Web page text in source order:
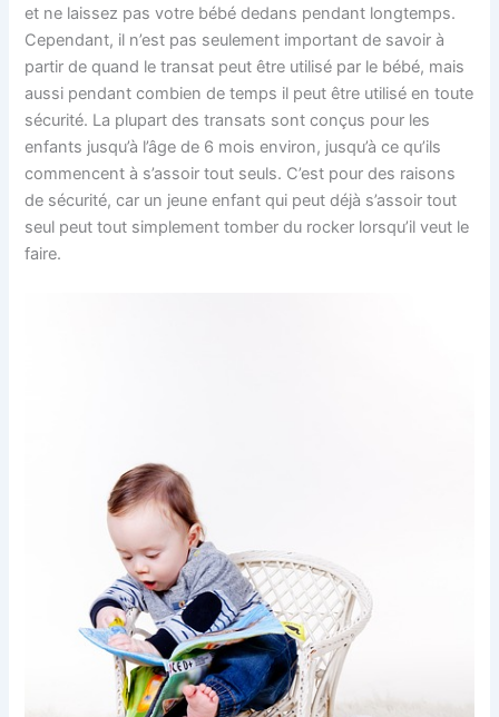
et ne laissez pas votre bébé dedans pendant longtemps.
Cependant, il n’est pas seulement important de savoir à
partir de quand le transat peut être utilisé par le bébé, mais
aussi pendant combien de temps il peut être utilisé en toute
sécurité. La plupart des transats sont conçus pour les
enfants jusqu’à l’âge de 6 mois environ, jusqu’à ce qu’ils
commencent à s’assoir tout seuls. C’est pour des raisons
de sécurité, car un jeune enfant qui peut déjà s’assoir tout
seul peut tout simplement tomber du rocker lorsqu’il veut le
faire.